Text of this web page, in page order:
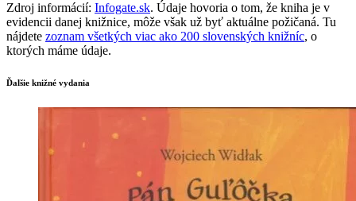
Zdroj informácií: Infogate.sk. Údaje hovoria o tom, že kniha je v
evidencii danej knižnice, môže však už byť aktuálne požičaná. Tu
nájdete zoznam všetkých viac ako 200 slovenských knižníc, o
ktorých máme údaje.
Ďalšie knižné vydania